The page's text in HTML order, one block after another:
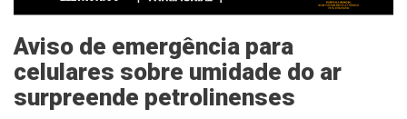
Aviso de emergência para
celulares sobre umidade do ar
surpreende petrolinenses